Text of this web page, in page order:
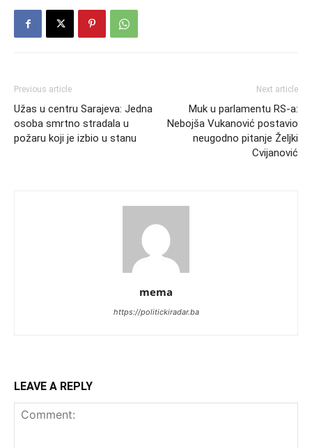
Previous article
Užas u centru Sarajeva: Jedna
osoba smrtno stradala u
požaru koji je izbio u stanu
Next article
Muk u parlamentu RS-a:
Nebojša Vukanović postavio
neugodno pitanje Željki
Cvijanović
mema
https://politickiradar.ba
LEAVE A REPLY